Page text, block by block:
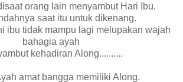
orang lain menyambut Hari Ibu.
saat itu untuk dikenang.
ibu tidak mampu lagi melupakan wajah
bahagia ayah
kehadiran Along..........
amat bangga memiliki Along.